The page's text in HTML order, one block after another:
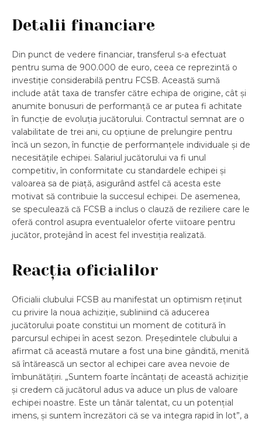
Detalii financiare
Din punct de vedere financiar, transferul s-a efectuat
pentru suma de 900.000 de euro, ceea ce reprezintă o
investiție considerabilă pentru FCSB. Această sumă
include atât taxa de transfer către echipa de origine, cât și
anumite bonusuri de performanță ce ar putea fi achitate
în funcție de evoluția jucătorului. Contractul semnat are o
valabilitate de trei ani, cu opțiune de prelungire pentru
încă un sezon, în funcție de performanțele individuale și de
necesitățile echipei. Salariul jucătorului va fi unul
competitiv, în conformitate cu standardele echipei și
valoarea sa de piață, asigurând astfel că acesta este
motivat să contribuie la succesul echipei. De asemenea,
se speculează că FCSB a inclus o clauză de reziliere care le
oferă control asupra eventualelor oferte viitoare pentru
jucător, protejând în acest fel investiția realizată.
Reacția oficialilor
Oficialii clubului FCSB au manifestat un optimism reținut
cu privire la noua achiziție, subliniind că aducerea
jucătorului poate constitui un moment de cotitură în
parcursul echipei în acest sezon. Președintele clubului a
afirmat că această mutare a fost una bine gândită, menită
să întărească un sector al echipei care avea nevoie de
îmbunătățiri. „Suntem foarte încântați de această achiziție
și credem că jucătorul adus va aduce un plus de valoare
echipei noastre. Este un tânăr talentat, cu un potențial
imens, și suntem încrezători că se va integra rapid în lot”, a